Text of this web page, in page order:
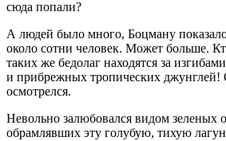
сюда попали?
А людей было много, Боцману
около сотни человек. Может больше.
таких же бедолаг находятся за
и прибрежных тропических джунглей!
осмотрелся.
Невольно залюбовался видом зеленых
обрамлявших эту голубую, тихую